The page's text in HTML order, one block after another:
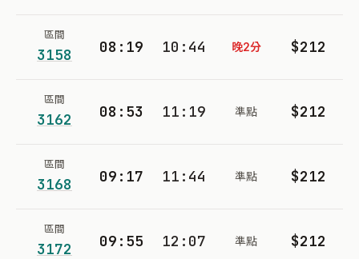
區間
3158 08:19 10:44 晚2分 $212
區間
3162 08:53 11:19 準點 $212
區間
3168 09:17 11:44 準點 $212
區間
3172 09:55 12:07 準點 $212